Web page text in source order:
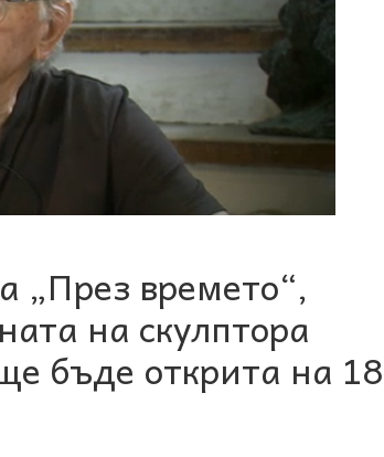
„През времето“,
на скулптора
бъде открита на 18